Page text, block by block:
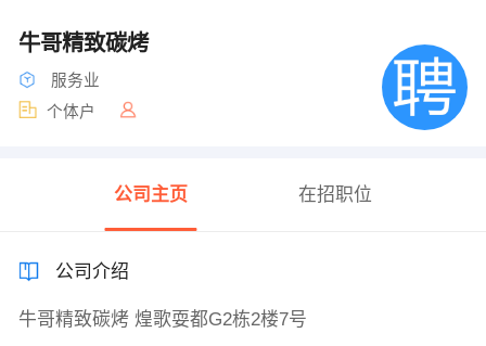
牛哥精致碳烤
服务业
个体户
公司主页 在招职位
公司介绍
牛哥精致碳烤 煌歌耍都G2栋2楼7号